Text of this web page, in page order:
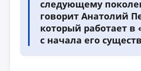
следующему
говорит Анатолий
который работает в
с начала его